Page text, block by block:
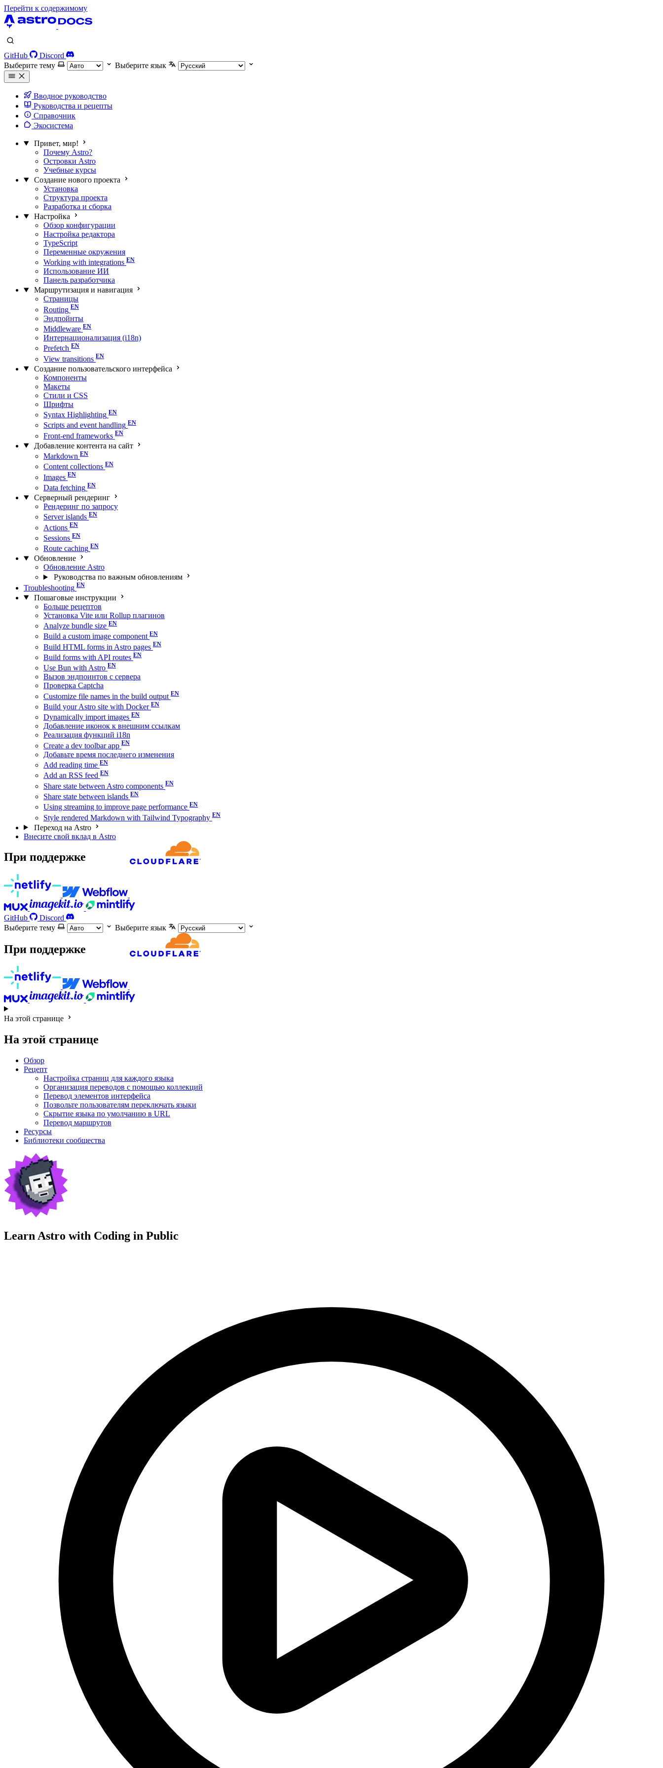
Перейти к содержимому
GitHub
Discord
Выберите тему
Выберите язык
Вводное руководство
Руководства и рецепты
Справочник
Экосистема
Привет, мир!
Почему Astro?
Островки Astro
Учебные курсы
Создание нового проекта
Установка
Структура проекта
Разработка и сборка
Настройка
Обзор конфигурации
Настройка редактора
TypeScript
Переменные окружения
Working with integrations
Использование ИИ
Панель разработчика
Маршрутизация и навигация
Страницы
Routing
Эндпойнты
Middleware
Интернационализация (i18n)
Prefetch
View transitions
Создание пользовательского интерфейса
Компоненты
Макеты
Стили и CSS
Шрифты
Syntax Highlighting
Scripts and event handling
Front-end frameworks
Добавление контента на сайт
Markdown
Content collections
Images
Data fetching
Серверный рендеринг
Рендеринг по запросу
Server islands
Actions
Sessions
Route caching
Обновление
Обновление Astro
Руководства по важным обновлениям
Troubleshooting
Пошаговые инструкции
Больше рецептов
Установка Vite или Rollup плагинов
Analyze bundle size
Build a custom image component
Build HTML forms in Astro pages
Build forms with API routes
Use Bun with Astro
Вызов эндпоинтов с сервера
Проверка Captcha
Customize file names in the build output
Build your Astro site with Docker
Dynamically import images
Добавление иконок к внешним ссылкам
Реализация функций i18n
Create a dev toolbar app
Добавьте время последнего изменения
Add reading time
Add an RSS feed
Share state between Astro components
Share state between islands
Using streaming to improve page performance
Style rendered Markdown with Tailwind Typography
Переход на Astro
Внесите свой вклад в Astro
При поддержке
GitHub
Discord
Выберите тему
Выберите язык
При поддержке
На этой странице
На этой странице
Обзор
Рецепт
Настройка страниц для каждого языка
Организация переводов с помощью коллекций
Перевод элементов интерфейса
Позвольте пользователям переключать языки
Скрытие языка по умолчанию в URL
Перевод маршрутов
Ресурсы
Библиотеки сообщества
Learn Astro with Coding in Public